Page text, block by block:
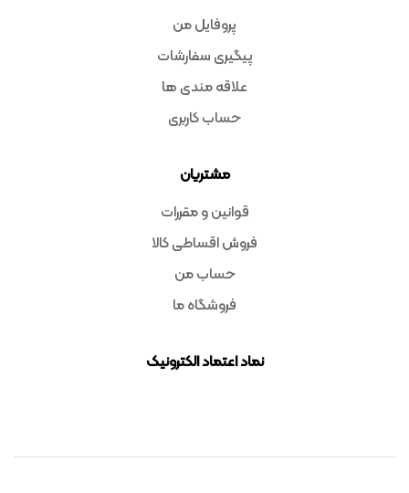
پروفایل من
پیگیری سفارشات
علاقه مندی ها
حساب کاربری
مشتریان
قوانین و مقررات
فروش اقساطی کالا
حساب من
فروشگاه ما
نماد اعتماد الکترونیک